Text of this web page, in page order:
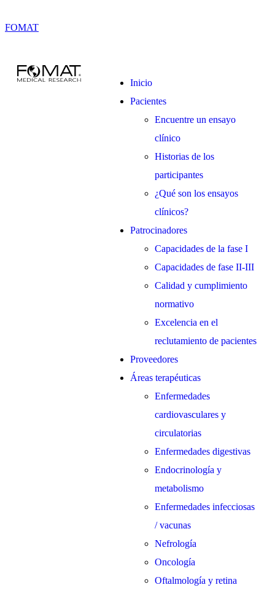
FOMAT
Inicio
Pacientes
Encuentre un ensayo
clínico
Historias de los
participantes
¿Qué son los ensayos
clínicos?
Patrocinadores
Capacidades de la fase I
Capacidades de fase II-III
Calidad y cumplimiento
normativo
Excelencia en el
reclutamiento de pacientes
Proveedores
Áreas terapéuticas
Enfermedades
cardiovasculares y
circulatorias
Enfermedades digestivas
Endocrinología y
metabolismo
Enfermedades infecciosas
/ vacunas
Nefrología
Oncología
Oftalmología y retina